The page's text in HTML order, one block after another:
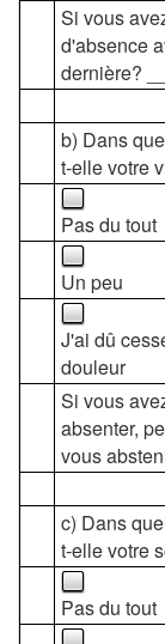
Si vous
d'absence
dernière?
b) Dans
t-elle votre
Pas du tout
Un peu
J'ai dû
douleur
Si vous
absenter,
vous
c) Dans
t-elle votre
Pas du tout